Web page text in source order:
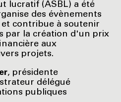
lucratif (ASBL) a été
des évènements
contribue à soutenir
par la création d'un prix
aux
projets.
, présidente
délégué
publiques